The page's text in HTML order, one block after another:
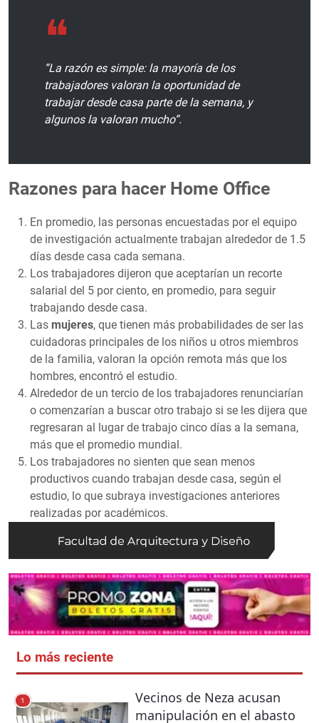
“La razón es simple: la mayoría de los
trabajadores valoran la oportunidad de
trabajar desde casa parte de la semana, y
algunos la valoran mucho”.
Razones para hacer Home Office
En promedio, las personas encuestadas por el equipo
de investigación actualmente trabajan alrededor de 1.5
días desde casa cada semana.
Los trabajadores dijeron que aceptarían un recorte
salarial del 5 por ciento, en promedio, para seguir
trabajando desde casa.
Las mujeres, que tienen más probabilidades de ser las
cuidadoras principales de los niños u otros miembros
de la familia, valoran la opción remota más que los
hombres, encontró el estudio.
Alrededor de un tercio de los trabajadores renunciarían
o comenzarían a buscar otro trabajo si se les dijera que
regresaran al lugar de trabajo cinco días a la semana,
más que el promedio mundial.
Los trabajadores no sienten que sean menos
productivos cuando trabajan desde casa, según el
estudio, lo que subraya investigaciones anteriores
realizadas por académicos.
Lo más reciente
1
Vecinos de Neza acusan
manipulación en el abasto